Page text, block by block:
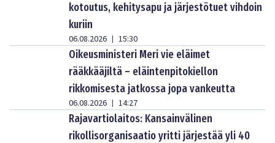
kotoutus, kehitysapu ja järjestötuet vihdoin
kuriin
06.08.2026 | 15:30
Oikeusministeri Meri vie eläimet
rääkkääjiltä – eläintenpitokiellon
rikkomisesta jatkossa jopa vankeutta
06.08.2026 | 14:27
Rajavartiolaitos: Kansainvälinen
rikollisorganisaatio yritti järjestää yli 40